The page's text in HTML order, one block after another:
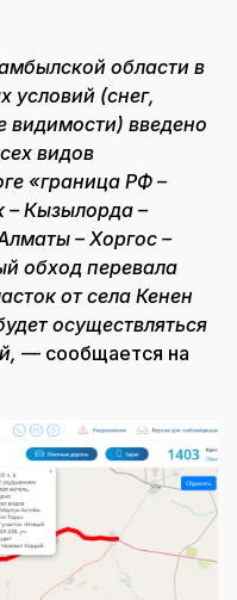
области в
условий (снег,
видимости) введено
видов
«граница РФ –
– Кызылорда –
– Хоргос –
обход перевала
от села Кенен
осуществляться
— сообщается на